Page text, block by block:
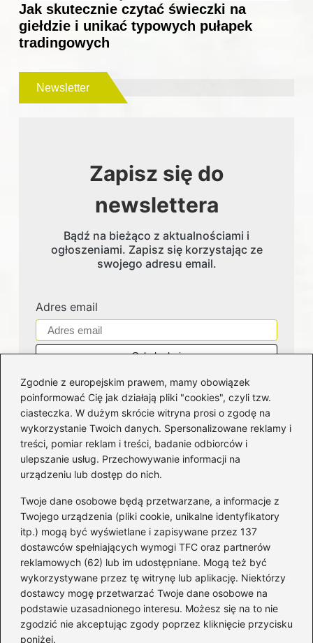
Zgodnie z europejskim prawem, mamy obowiązek
poinformować Cię jak działają pliki "cookies", czyli tzw.
ciasteczka. W dużym skrócie witryna prosi o zgodę na
wykorzystanie Twoich danych. Spersonalizowane reklamy i
treści, pomiar reklam i treści, badanie odbiorców i
ulepszanie usług. Przechowywanie informacji na
urządzeniu lub dostęp do nich.
Twoje dane osobowe będą przetwarzane, a informacje z
Twojego urządzenia (pliki cookie, unikalne identyfikatory
itp.) mogą być wyświetlane i zapisywane przez 137
dostawców spełniających wymogi TFC oraz partnerów
reklamowych (62) lub im udostępniane. Mogą też być
wykorzystywane przez tę witrynę lub aplikację. Niektórzy
dostawcy mogę przetwarzać Twoje dane osobowe na
podstawie uzasadnionego interesu. Możesz się na to nie
zgodzić nie akceptując zgody poprzez kliknięcie przycisku
poniżej.
Jak skutecznie czytać świeczki na
giełdzie i unikać typowych pułapek
tradingowych
Newsletter
Zapisz się do
newslettera
Bądź na bieżąco z aktualnościami i
ogłoszeniami. Zapisz się korzystając ze
swojego adresu email.
Adres email
Kategorie
Bankowość (181)
Fundusze
(36)
Giełda(28)
Inwestycje(49)
Rentowność(32)
Rozliczenia(196)
Świadczenia socjalne(59)
Waluty(21)
Windykacja(49)